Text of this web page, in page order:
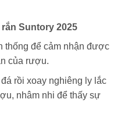
Suntory 2025
thống để cảm nhận được
của rượu.
rồi xoay nghiêng ly lắc
nhâm nhi để thấy sự